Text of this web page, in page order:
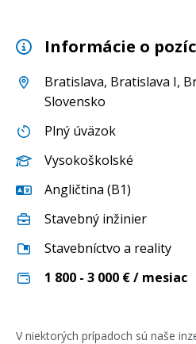
Informácie o
Bratislava, Bratislava I,
Slovensko
Plný úväzok
Vysokoškolské
Angličtina (B1)
Stavebný inžinier
Stavebníctvo a reality
1 800 - 3 000 € / mesiac
V niektorých prípadoch sú naše